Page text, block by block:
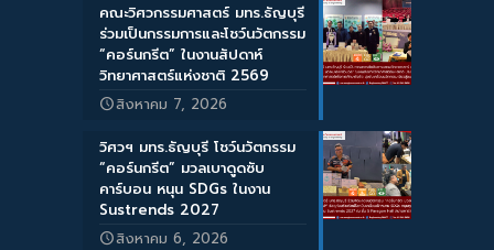
คณะวิศวกรรมศาสตร์ มทร.ธัญบุรี
ร่วมเป็นกรรมการและโชว์นวัตกรรม
“คอร์นกรีต” ในงานสัปดาห์
วิทยาศาสตร์แห่งชาติ 2569
สิงหาคม 7, 2026
วิศวฯ มทร.ธัญบุรี โชว์นวัตกรรม
“คอร์นกรีต” มวลเบาดูดซับ
คาร์บอน หนุน SDGs ในงาน
Sustrends 2027
สิงหาคม 6, 2026